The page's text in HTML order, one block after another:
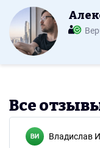
Все
Владислав